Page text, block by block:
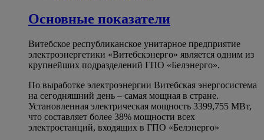
Основные показатели
Витебское республиканское унитарное предприятие
электроэнергетики «Витебскэнерго» является одним из
крупнейших подразделений ГПО «Белэнерго».
По выработке электроэнергии Витебская энергосистема
на сегодняшний день – самая мощная в стране.
Установленная электрическая мощность 3399,755 МВт,
что составляет более 38% мощности всех
электростанций, входящих в ГПО «Белэнерго»